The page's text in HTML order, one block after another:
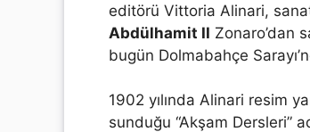
editörü Vittoria Alinari,
Abdülhamit II Zonaro’dan
bugün Dolmabahçe
1902 yılında Alinari resim
sunduğu “Akşam Dersleri”